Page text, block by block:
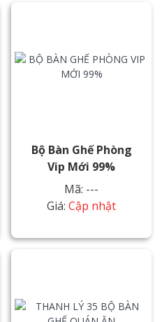
Bộ Bàn Ghế Phòng
Vip Mới 99%
Mã: ---
Giá: Cập nhật